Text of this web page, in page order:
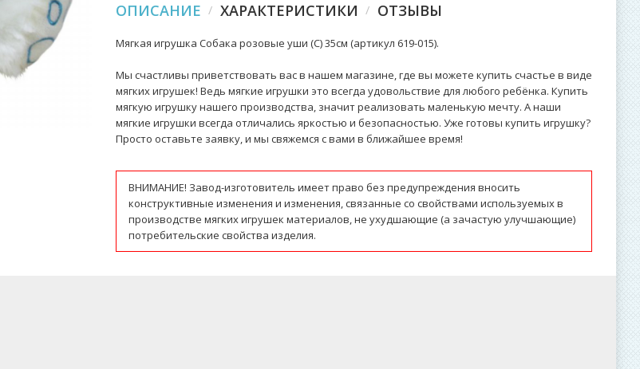
ОПИСАНИЕ ХАРАКТЕРИСТИКИ ОТЗЫВЫ
Мягкая игрушка Собака розовые уши (С) 35см (артикул 619-015).
Мы счастливы приветствовать вас в нашем магазине, где вы можете купить счастье в виде
мягких игрушек! Ведь мягкие игрушки это всегда удовольствие для любого ребёнка. Купить
мягкую игрушку нашего производства, значит реализовать маленькую мечту. А наши
мягкие игрушки всегда отличались яркостью и безопасностью. Уже готовы купить игрушку?
Просто оставьте заявку, и мы свяжемся с вами в ближайшее время!
ВНИМАНИЕ! Завод-изготовитель имеет право без предупреждения вносить
конструктивные изменения и изменения, связанные со свойствами используемых в
производстве мягких игрушек материалов, не ухудшающие (а зачастую улучшающие)
потребительские свойства изделия.